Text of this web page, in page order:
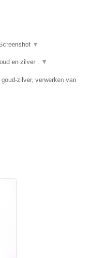
▼
en zilver . ▼
zilver, verwerken van